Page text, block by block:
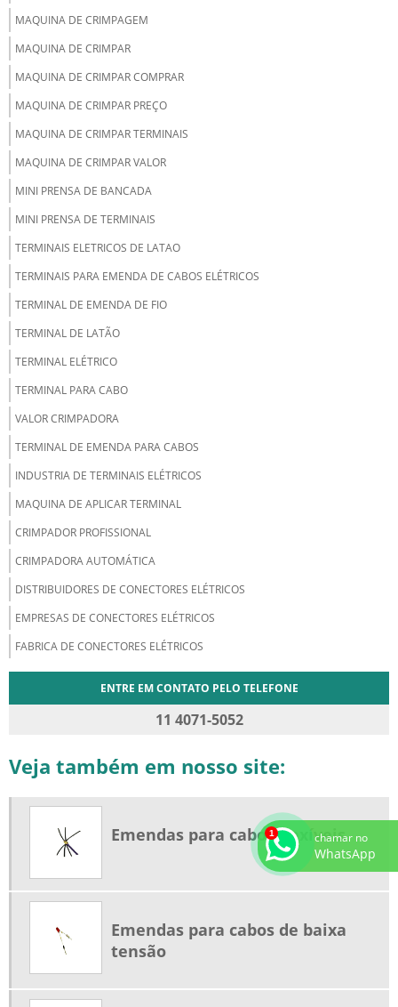
MAQUINA DE CRIMPAGEM
MAQUINA DE CRIMPAR
MAQUINA DE CRIMPAR COMPRAR
MAQUINA DE CRIMPAR PREÇO
MAQUINA DE CRIMPAR TERMINAIS
MAQUINA DE CRIMPAR VALOR
MINI PRENSA DE BANCADA
MINI PRENSA DE TERMINAIS
TERMINAIS ELETRICOS DE LATAO
TERMINAIS PARA EMENDA DE CABOS ELÉTRICOS
TERMINAL DE EMENDA DE FIO
TERMINAL DE LATÃO
TERMINAL ELÉTRICO
TERMINAL PARA CABO
VALOR CRIMPADORA
TERMINAL DE EMENDA PARA CABOS
INDUSTRIA DE TERMINAIS ELÉTRICOS
MAQUINA DE APLICAR TERMINAL
CRIMPADOR PROFISSIONAL
CRIMPADORA AUTOMÁTICA
DISTRIBUIDORES DE CONECTORES ELÉTRICOS
EMPRESAS DE CONECTORES ELÉTRICOS
FABRICA DE CONECTORES ELÉTRICOS
ENTRE EM CONTATO PELO TELEFONE
11 4071-5052
Veja também em nosso site:
Emendas para cabos flexíveis
Emendas para cabos de baixa
tensão
chamar no
WhatsApp